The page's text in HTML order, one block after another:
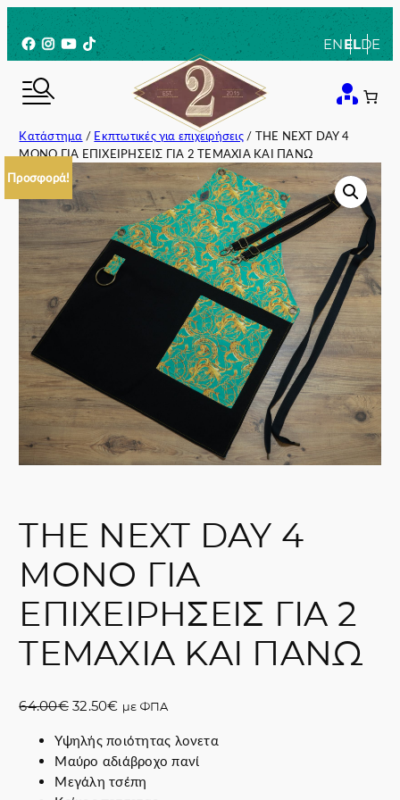
στο
περιεχόμενο
Facebook
Instagram
YouTube
TikTok ENELDE
Κατάστημα / Εκπτωτικές για επιχειρήσεις/ THE NEXT DAY 4
ΜΟΝΟ ΓΙΑ ΕΠΙΧΕΙΡΗΣΕΙΣ ΓΙΑ 2 ΤΕΜΑΧΙΑ ΚΑΙ ΠΑΝΩ
Προσφορά!
THE NEXT DAY 4
ΜΟΝΟ ΓΙΑ
ΕΠΙΧΕΙΡΗΣΕΙΣ ΓΙΑ 2
ΤΕΜΑΧΙΑ ΚΑΙ ΠΑΝΩ
64.00€ O
i
g
i
32.50€Η
ρ
έ
χ
με ΦΠΑ
Υψηλής ποιότητας λονετα
Μαύρο αδιάβροχο πανί
Μεγάλη τσέπη